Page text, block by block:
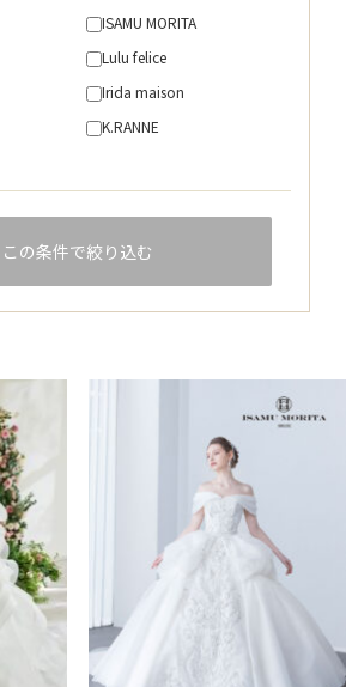
ISAMU MORITA
Lulu felice
Irida maison
K.RANNE
この条件で絞り込む